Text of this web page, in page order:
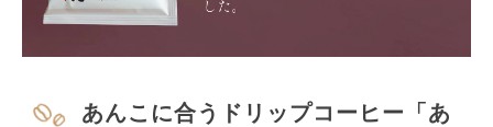
あんこに合うドリップコーヒー「あ